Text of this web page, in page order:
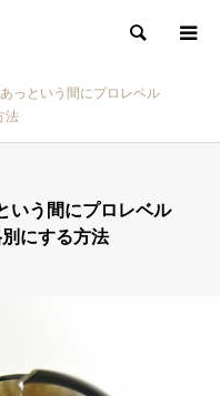
検索
っという間にプロレベル
法
いう間にプロレベル
にする方法